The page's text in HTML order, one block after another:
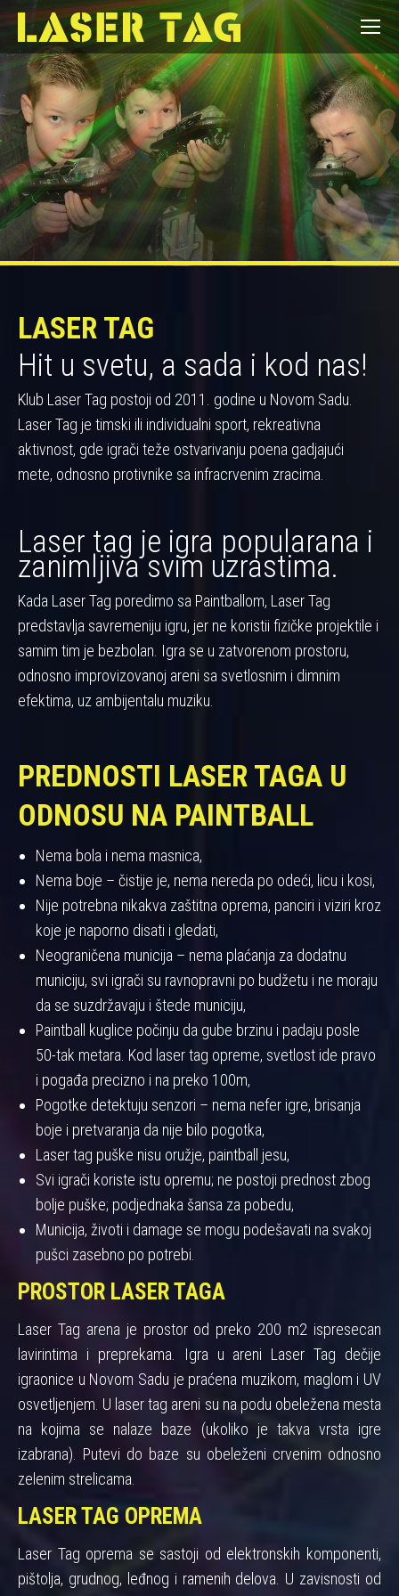
LASER TAG
Hit u svetu, a sada i kod nas!
Klub Laser Tag postoji od 2011. godine u Novom Sadu.
Laser Tag je timski ili individualni sport, rekreativna
aktivnost, gde igrači teže ostvarivanju poena gadjajući
mete, odnosno protivnike sa infracrvenim zracima.
Laser tag je igra popularana i
zanimljiva svim uzrastima.
Kada Laser Tag poredimo sa Paintballom, Laser Tag
predstavlja savremeniju igru, jer ne koristii fizičke projektile i
samim tim je bezbolan. Igra se u zatvorenom prostoru,
odnosno improvizovanoj areni sa svetlosnim i dimnim
efektima, uz ambijentalu muziku.
PREDNOSTI LASER TAGA U
ODNOSU NA PAINTBALL
Nema bola i nema masnica,
Nema boje – čistije je, nema nereda po odeći, licu i kosi,
Nije potrebna nikakva zaštitna oprema, panciri i viziri kroz
koje je naporno disati i gledati,
Neograničena municija – nema plaćanja za dodatnu
municiju, svi igrači su ravnopravni po budžetu i ne moraju
da se suzdržavaju i štede municiju,
Paintball kuglice počinju da gube brzinu i padaju posle
50-tak metara. Kod laser tag opreme, svetlost ide pravo
i pogađa precizno i na preko 100m,
Pogotke detektuju senzori – nema nefer igre, brisanja
boje i pretvaranja da nije bilo pogotka,
Laser tag puške nisu oružje, paintball jesu,
Svi igrači koriste istu opremu; ne postoji prednost zbog
bolje puške; podjednaka šansa za pobedu,
Municija, životi i damage se mogu podešavati na svakoj
pušci zasebno po potrebi.
PROSTOR LASER TAGA
Laser Tag arena je prostor od preko 200 m2 ispresecan
lavirintima i preprekama. Igra u areni Laser Tag dečije
igraonice u Novom Sadu je praćena muzikom, maglom i UV
osvetljenjem. U laser tag areni su na podu obeležena mesta
na kojima se nalaze baze (ukoliko je takva vrsta igre
izabrana). Putevi do baze su obeleženi crvenim odnosno
zelenim strelicama.
LASER TAG OPREMA
Laser Tag oprema se sastoji od elektronskih komponenti,
pištolja, grudnog, leđnog i ramenih delova. U zavisnosti od